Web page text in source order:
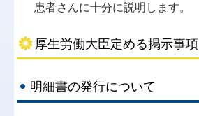
患者さんに十分に説明します。
厚生労働大臣定める掲示事項
明細書の発行について